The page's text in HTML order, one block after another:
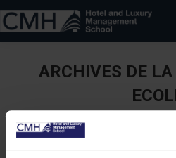
ARCHIVES DE LA
RIEN DE TROUVÉ
Nous ne trouvons pas ce que